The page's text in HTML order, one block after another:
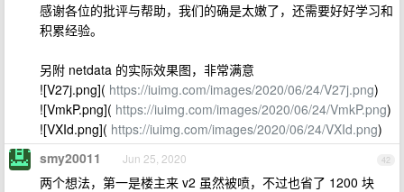
感谢各位的批评与帮助，我们的确是太嫩了，还需要好好学习和
积累经验。
另附 netdata 的实际效果图，非常满意
![V27j.png]( https://iuimg.com/images/2020/06/24/V27j.png)
![VmkP.png]( https://iuimg.com/images/2020/06/24/VmkP.png)
![VXId.png]( https://iuimg.com/images/2020/06/24/VXId.png)
42
smy20011 Jun 25, 2020
两个想法，第一是楼主来 v2 虽然被喷，不过也省了 1200 块